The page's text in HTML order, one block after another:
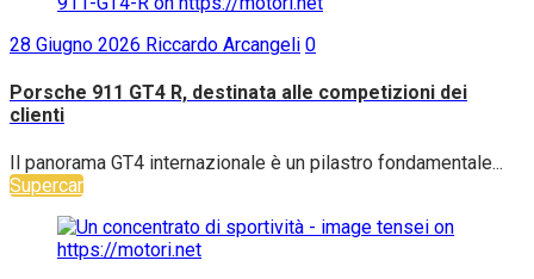
28 Giugno 2026 Riccardo Arcangeli 0
Porsche 911 GT4 R, destinata alle competizioni dei
clienti
Il panorama GT4 internazionale è un pilastro fondamentale...
Supercar